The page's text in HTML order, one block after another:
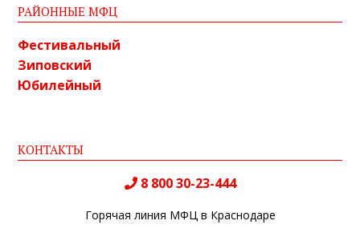
РАЙОННЫЕ МФЦ
Фестивальный
Зиповский
Юбилейный
КОНТАКТЫ
8 800 30-23-444
Горячая линия МФЦ в Краснодаре